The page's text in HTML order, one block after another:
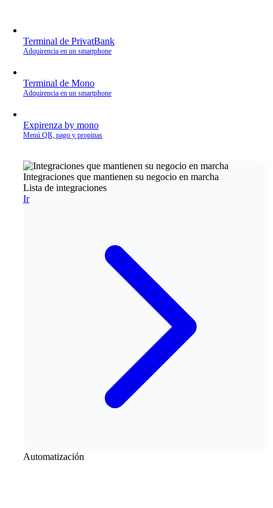
Terminal de PrivatBank
Adquirencia en un smartphone
Terminal de Mono
Adquirencia en un smartphone
Expirenza by mono
Menú QR, pago y propinas
Integraciones que mantienen su negocio en marcha
Lista de integraciones
Ir
Automatización